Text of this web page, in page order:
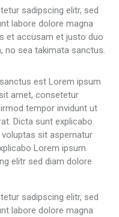
sadipscing elitr, sed
labore dolore magna
et accusam et justo duo
no sea takimata sanctus.
est Lorem ipsum
amet, consetetur
tempor invidunt ut
Dicta sunt explicabo.
sit aspernatur
Lorem ipsum
elitr sed diam dolore
sadipscing elitr, sed
labore dolore magna